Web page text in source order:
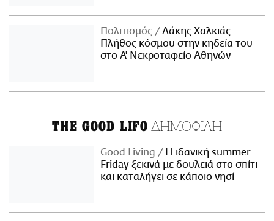
Πολιτισμός
Λάκης Χαλκιάς:
Πλήθος κόσμου στην κηδεία του
στο Α' Νεκροταφείο Αθηνών
THE GOOD LIFO ΔΗΜΟΦΙΛΗ
Good Living
Η ιδανική summer
Friday ξεκινά με δουλειά στο σπίτι
και καταλήγει σε κάποιο νησί